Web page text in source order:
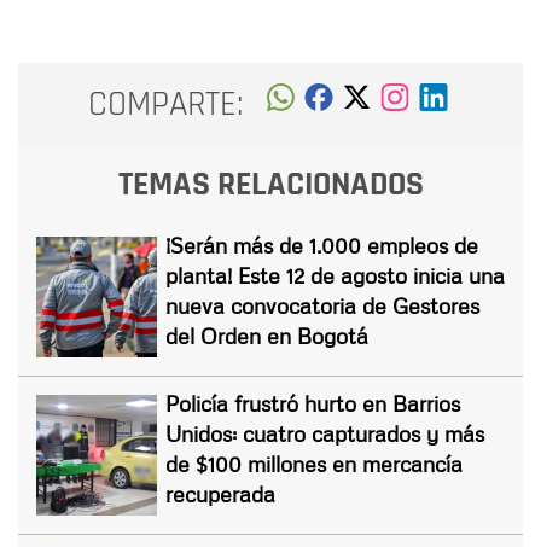
COMPARTE:
TEMAS RELACIONADOS
¡Serán más de 1.000 empleos de
planta! Este 12 de agosto inicia una
nueva convocatoria de Gestores
del Orden en Bogotá
Policía frustró hurto en Barrios
Unidos: cuatro capturados y más
de $100 millones en mercancía
recuperada